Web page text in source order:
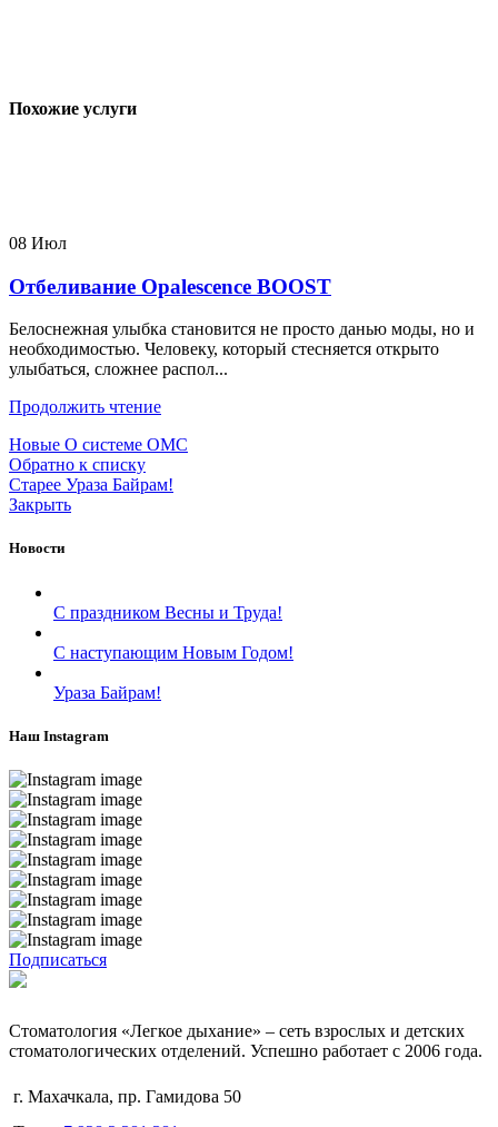
Похожие услуги
08 Июл
Отбеливание Opalescence BOOST
Белоснежная улыбка становится не просто данью моды, но и
необходимостью. Человеку, который стесняется открыто
улыбаться, сложнее распол...
Продолжить чтение
Новые О системе ОМС
Обратно к списку
Старее Ураза Байрам!
Закрыть
Новости
С праздником Весны и Труда!
С наступающим Новым Годом!
Ураза Байрам!
Наш Instagram
Подписаться
Стоматология «Легкое дыхание» – сеть взрослых и детских
стоматологических отделений. Успешно работает с 2006 года.
г. Махачкала, пр. Гамидова 50